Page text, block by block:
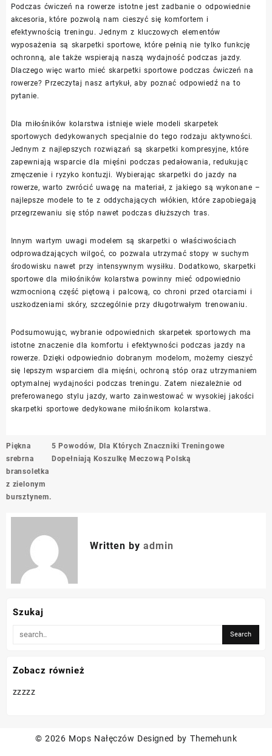
Podczas ćwiczeń na rowerze istotne jest zadbanie o odpowiednie
akcesoria, które pozwolą nam cieszyć się komfortem i
efektywnością treningu. Jednym z kluczowych elementów
wyposażenia są skarpetki sportowe, które pełnią nie tylko funkcję
ochronną, ale także wspierają naszą wydajność podczas jazdy.
Dlaczego więc warto mieć skarpetki sportowe podczas ćwiczeń na
rowerze? Przeczytaj nasz artykuł, aby poznać odpowiedź na to
pytanie.
Dla miłośników kolarstwa istnieje wiele modeli skarpetek
sportowych dedykowanych specjalnie do tego rodzaju aktywności.
Jednym z najlepszych rozwiązań są skarpetki kompresyjne, które
zapewniają wsparcie dla mięśni podczas pedałowania, redukując
zmęczenie i ryzyko kontuzji. Wybierając skarpetki do jazdy na
rowerze, warto zwrócić uwagę na materiał, z jakiego są wykonane –
najlepsze modele to te z oddychających włókien, które zapobiegają
przegrzewaniu się stóp nawet podczas dłuższych tras.
Innym wartym uwagi modelem są skarpetki o właściwościach
odprowadzających wilgoć, co pozwala utrzymać stopy w suchym
środowisku nawet przy intensywnym wysiłku. Dodatkowo, skarpetki
sportowe dla miłośników kolarstwa powinny mieć odpowiednio
wzmocnioną część piętową i palcową, co chroni przed otarciami i
uszkodzeniami skóry, szczególnie przy długotrwałym trenowaniu.
Podsumowując, wybranie odpowiednich skarpetek sportowych ma
istotne znaczenie dla komfortu i efektywności podczas jazdy na
rowerze. Dzięki odpowiednio dobranym modelom, możemy cieszyć
się lepszym wsparciem dla mięśni, ochroną stóp oraz utrzymaniem
optymalnej wydajności podczas treningu. Zatem niezależnie od
preferowanego stylu jazdy, warto zainwestować w wysokiej jakości
skarpetki sportowe dedykowane miłośnikom kolarstwa.
Nawigacja
wpisu
Piękna
srebrna
bransoletka
z zielonym
bursztynem.
5 Powodów, Dla Których Znaczniki Treningowe
Dopełniają Koszulkę Meczową Polską
Written by admin
Szukaj
Zobacz również
zzzzz
© 2026 Mops Nałęczów Designed by Themehunk